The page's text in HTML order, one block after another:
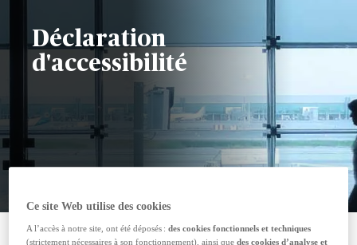
Déclaration
d'accessibilité
Ce site Web utilise des cookies
A l’accès à notre site, ont été déposés :des cookies fonctionnels et techniques
(strictement nécessaires à son fonctionnement), ainsi quedes cookies d’analyse et